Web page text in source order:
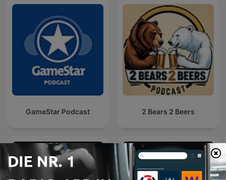
GameStar Podcast 2 Bears 2 Beers